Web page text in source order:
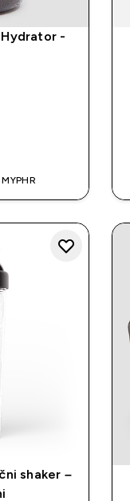
-
shaker –